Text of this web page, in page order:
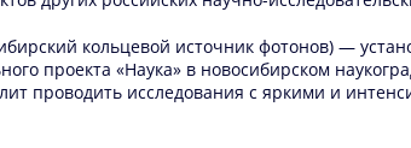
кольцевой источник фотонов) —
проекта «Наука» в новосибирском
проводить исследования с яркими и